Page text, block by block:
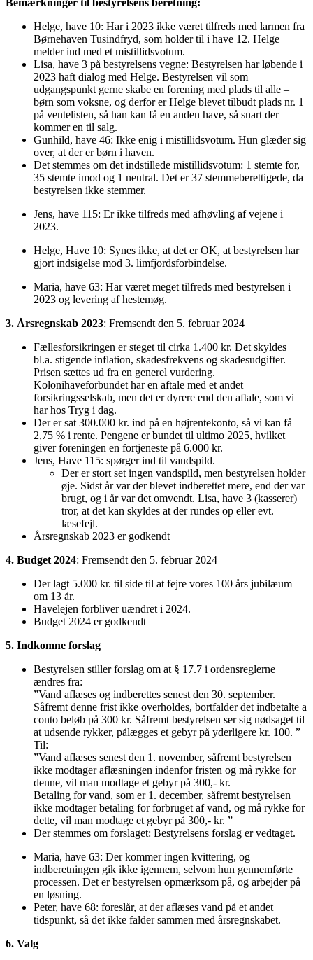
Helge, have 10: Har i 2023 ikke været tilfreds med larmen fra
Børnehaven Tusindfryd, som holder til i have 12. Helge
melder ind med et mistillidsvotum.
Lisa, have 3 på bestyrelsens vegne: Bestyrelsen har løbende i
2023 haft dialog med Helge. Bestyrelsen vil som
udgangspunkt gerne skabe en forening med plads til alle –
børn som voksne, og derfor er Helge blevet tilbudt plads nr. 1
på ventelisten, så han kan få en anden have, så snart der
kommer en til salg.
Gunhild, have 46: Ikke enig i mistillidsvotum. Hun glæder sig
over, at der er børn i haven.
Det stemmes om det indstillede mistillidsvotum: 1 stemte for,
35 stemte imod og 1 neutral. Det er 37 stemmeberettigede, da
bestyrelsen ikke stemmer.
Jens, have 115: Er ikke tilfreds med afhøvling af vejene i
2023.
Helge, Have 10: Synes ikke, at det er OK, at bestyrelsen har
gjort indsigelse mod 3. limfjordsforbindelse.
Maria, have 63: Har været meget tilfreds med bestyrelsen i
2023 og levering af hestemøg.
3. Årsregnskab 2023: Fremsendt den 5. februar 2024
Fællesforsikringen er steget til cirka 1.400 kr. Det skyldes
bl.a. stigende inflation, skadesfrekvens og skadesudgifter.
Prisen sættes ud fra en generel vurdering.
Kolonihaveforbundet har en aftale med et andet
forsikringsselskab, men det er dyrere end den aftale, som vi
har hos Tryg i dag.
Der er sat 300.000 kr. ind på en højrentekonto, så vi kan få
2,75 % i rente. Pengene er bundet til ultimo 2025, hvilket
giver foreningen en fortjeneste på 6.000 kr.
Jens, Have 115: spørger ind til vandspild.
Der er stort set ingen vandspild, men bestyrelsen holder
øje. Sidst år var der blevet indberettet mere, end der var
brugt, og i år var det omvendt. Lisa, have 3 (kasserer)
tror, at det kan skyldes at der rundes op eller evt.
læsefejl.
Årsregnskab 2023 er godkendt
4. Budget 2024: Fremsendt den 5. februar 2024
Der lagt 5.000 kr. til side til at fejre vores 100 års jubilæum
om 13 år.
Havelejen forbliver uændret i 2024.
Budget 2024 er godkendt
5. Indkomne forslag
Bestyrelsen stiller forslag om at § 17.7 i ordensreglerne
ændres fra:
”Vand aflæses og indberettes senest den 30. september.
Såfremt denne frist ikke overholdes, bortfalder det indbetalte a
conto beløb på 300 kr. Såfremt bestyrelsen ser sig nødsaget til
at udsende rykker, pålægges et gebyr på yderligere kr. 100. ”
Til:
”Vand aflæses senest den 1. november, såfremt bestyrelsen
ikke modtager aflæsningen indenfor fristen og må rykke for
denne, vil man modtage et gebyr på 300,- kr.
Betaling for vand, som er 1. december, såfremt bestyrelsen
ikke modtager betaling for forbruget af vand, og må rykke for
dette, vil man modtage et gebyr på 300,- kr. ”
Der stemmes om forslaget: Bestyrelsens forslag er vedtaget.
Maria, have 63: Der kommer ingen kvittering, og
indberetningen gik ikke igennem, selvom hun gennemførte
processen. Det er bestyrelsen opmærksom på, og arbejder på
en løsning.
Peter, have 68: foreslår, at der aflæses vand på et andet
tidspunkt, så det ikke falder sammen med årsregnskabet.
6. Valg